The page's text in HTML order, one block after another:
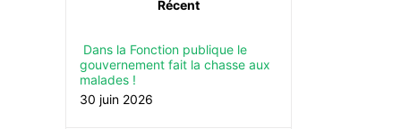
Récent
Dans la Fonction publique le
gouvernement fait la chasse aux
malades !
30 juin 2026